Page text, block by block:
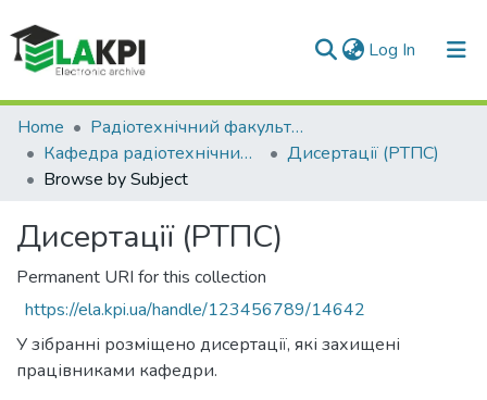
Log In (current)
Communities & Collections
All of DSpace
Home
Радіотехнічний факультет (РТФ)
Кафедра радіотехнічних пристроїв та систем (РТПС)
Дисертації (РТПС)
Browse by Subject
Дисертації (РТПС)
Permanent URI for this collection
https://ela.kpi.ua/handle/123456789/14642
У зібранні розміщено дисертації, які захищені
працівниками кафедри.